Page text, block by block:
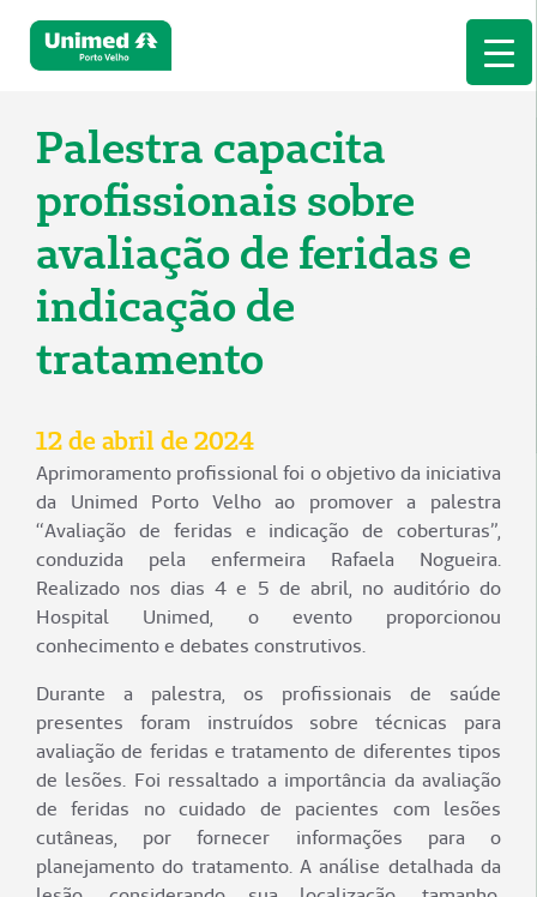
Palestra capacita
profissionais sobre
avaliação de feridas e
indicação de
tratamento
12 de abril de 2024
Aprimoramento profissional foi o objetivo da iniciativa
da Unimed Porto Velho ao promover a palestra
“Avaliação de feridas e indicação de coberturas”,
conduzida pela enfermeira Rafaela Nogueira.
Realizado nos dias 4 e 5 de abril, no auditório do
Hospital Unimed, o evento proporcionou
conhecimento e debates construtivos.
Durante a palestra, os profissionais de saúde
presentes foram instruídos sobre técnicas para
avaliação de feridas e tratamento de diferentes tipos
de lesões. Foi ressaltado a importância da avaliação
de feridas no cuidado de pacientes com lesões
cutâneas, por fornecer informações para o
planejamento do tratamento. A análise detalhada da